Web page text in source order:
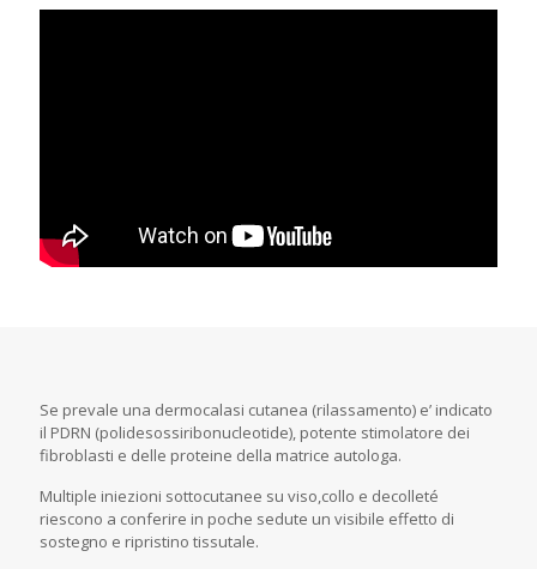
Se prevale una dermocalasi cutanea (rilassamento) e’ indicato
il PDRN (polidesossiribonucleotide), potente stimolatore dei
fibroblasti e delle proteine della matrice autologa.
Multiple iniezioni sottocutanee su viso,collo e decolleté
riescono a conferire in poche sedute un visibile effetto di
sostegno e ripristino tissutale.